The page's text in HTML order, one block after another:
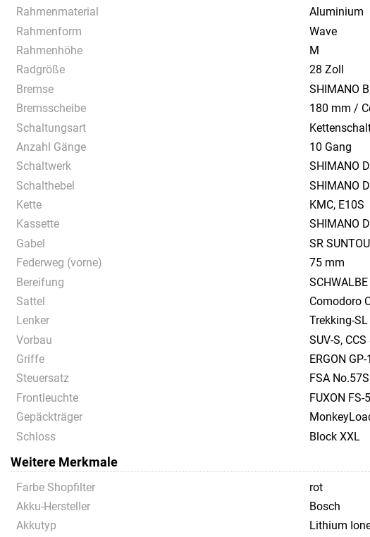
Rahmenmaterial
Aluminium
Rahmenform
Wave
Rahmenhöhe
M
Radgröße
28 Zoll
Bremse
SHIMANO
Bremsscheibe
180 mm /
Schaltungsart
Anzahl Gänge
10 Gang
Schaltwerk
SHIMANO
Schalthebel
SHIMANO
Kette
KMC, E10S
Kassette
SHIMANO
Gabel
SR
Federweg (vorne)
75 mm
Bereifung
Sattel
Comodoro
Lenker
Trekking-
Vorbau
SUV-S,
Griffe
ERGON GP-
Steuersatz
FSA
Frontleuchte
FUXON FS-
Gepäckträger
Schloss
Block XXL
Weitere Merkmale
Farbe Shopfilter
rot
Akku-Hersteller
Bosch
Akkutyp
Lithium